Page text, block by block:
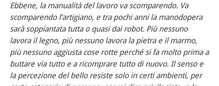
Ebbene, la manualità del lavoro va scomparendo. Va
scomparendo l’artigiano, e tra pochi anni la manodopera
sarà soppiantata tutta o quasi dai robot. Più nessuno
lavora il legno, più nessuno lavora la pietra e il marmo,
più nessuno aggiusta cose rotte perché si fa molto prima a
buttare via tutto e a ricomprare tutto di nuovo. Il senso e
la percezione del bello resiste solo in certi ambienti, per